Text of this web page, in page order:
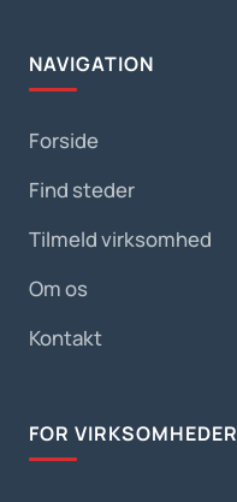
NAVIGATION
Forside
Find steder
Tilmeld virksomhed
Om os
Kontakt
FOR VIRKSOMHEDER